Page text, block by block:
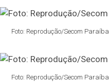
Foto: Reprodução/Secom Paraíba
Foto: Reprodução/Secom Paraíba